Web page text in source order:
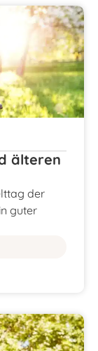
älteren
der
guter